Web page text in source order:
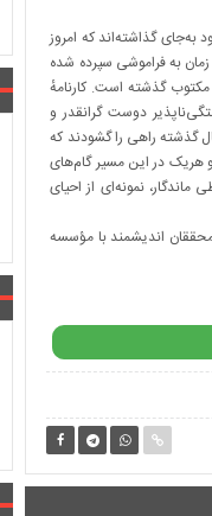
گذاشته‌اند که امروز
به فراموشی سپرده شده
مکتوب گذشته است. کارنامهٔ
دوست گرانقدر و
گذشته راهی را گشودند که
هریک در این مسیر گام‌های
نمونه‌ای از احیای
اندیشمند با مؤسسه